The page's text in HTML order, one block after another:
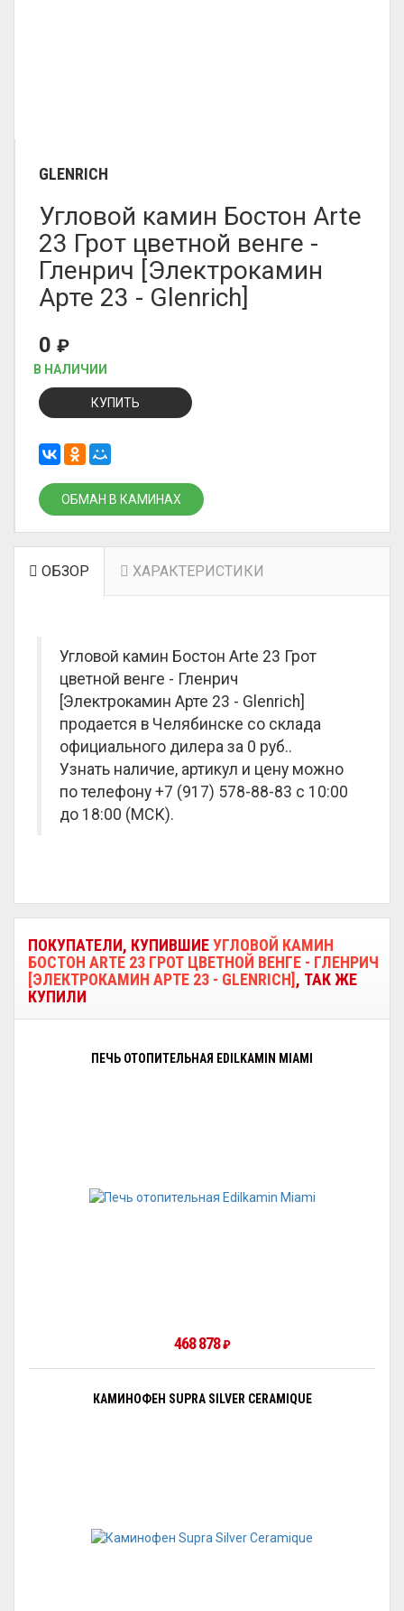
GLENRICH
Угловой камин Бостон Arte
23 Грот цветной венге -
Гленрич [Электрокамин
Арте 23 - Glenrich]
0 ₽
В НАЛИЧИИ
КУПИТЬ
ОБМАН В КАМИНАХ
ОБЗОР ХАРАКТЕРИСТИКИ
Угловой камин Бостон Arte 23 Грот
цветной венге - Гленрич
[Электрокамин Арте 23 - Glenrich]
продается в Челябинске со склада
официального дилера за 0 руб..
Узнать наличие, артикул и цену можно
по телефону +7 (917) 578-88-83 с 10:00
до 18:00 (МСК).
ПОКУПАТЕЛИ, КУПИВШИЕУГЛОВОЙ КАМИН
БОСТОН ARTE 23 ГРОТ ЦВЕТНОЙ ВЕНГЕ - ГЛЕНРИЧ
[ЭЛЕКТРОКАМИН АРТЕ 23 - GLENRICH] , ТАК ЖЕ
КУПИЛИ
ПЕЧЬ ОТОПИТЕЛЬНАЯ EDILKAMIN MIAMI
468 878₽
КАМИНОФЕН SUPRA SILVER CERAMIQUE